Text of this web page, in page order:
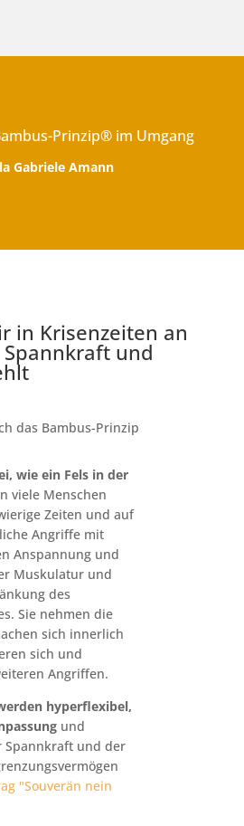
Prinzip® im Umgang
Gabriele Amann
in Krisenzeiten an
und
wie ein Fels in der
viele Menschen
Zeiten und auf
Angriffe mit
Anspannung und
Muskulatur und
des
Sie nehmen die
sich innerlich
sich und
Angriffen.
hyperflexibel,
und
und der
"Souverän nein